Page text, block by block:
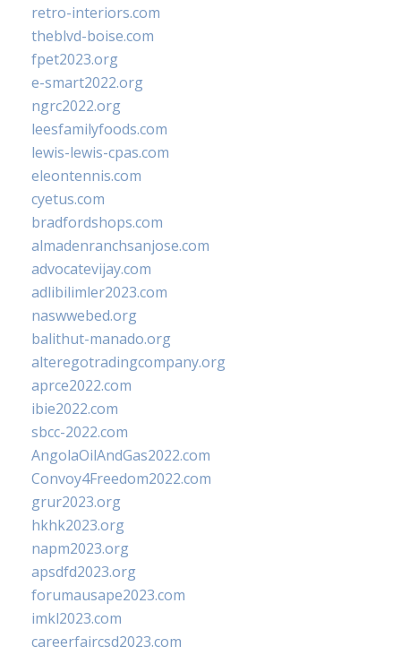
retro-interiors.com
theblvd-boise.com
fpet2023.org
e-smart2022.org
ngrc2022.org
leesfamilyfoods.com
lewis-lewis-cpas.com
eleontennis.com
cyetus.com
bradfordshops.com
almadenranchsanjose.com
advocatevijay.com
adlibilimler2023.com
naswwebed.org
balithut-manado.org
alteregotradingcompany.org
aprce2022.com
ibie2022.com
sbcc-2022.com
AngolaOilAndGas2022.com
Convoy4Freedom2022.com
grur2023.org
hkhk2023.org
napm2023.org
apsdfd2023.org
forumausape2023.com
imkl2023.com
careerfaircsd2023.com